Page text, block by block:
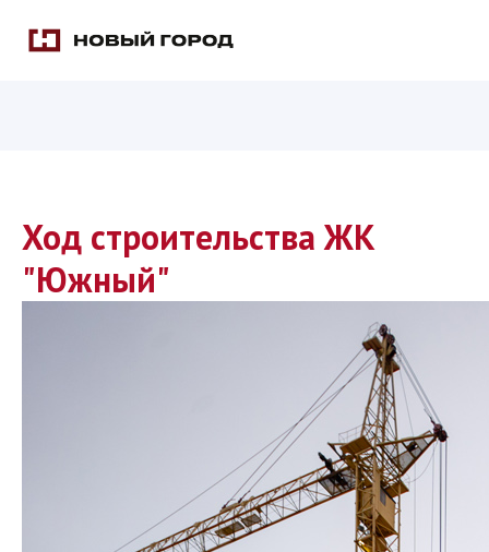
Ход строительства ЖК
"Южный"